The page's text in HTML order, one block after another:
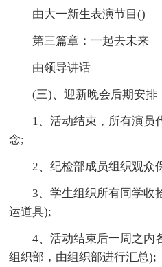
由大一新生表演节目()
第三篇章：一起去未来
由领导讲话
(三)、迎新晚会后期安排
1、活动结束，所有演员
念;
2、纪检部成员组织观众
3、学生组织所有同学收
运道具);
4、活动结束后一周之内
组织部，由组织部进行汇总);